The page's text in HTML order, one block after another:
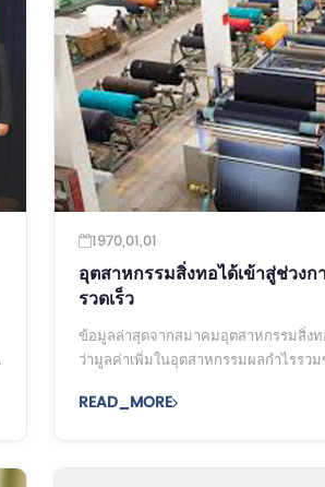
1970,01,01
อุตสาหกรรมสิ่งทอได้เข้าสู่ช่วง
รวดเร็ว
ข้อมูลล่าสุดจากสมาคมอุตสาหกรรมสิ่ง
ว่ามูลค่าเพิ่มในอุตสาหกรรมผลกำไรร
READ_MORE